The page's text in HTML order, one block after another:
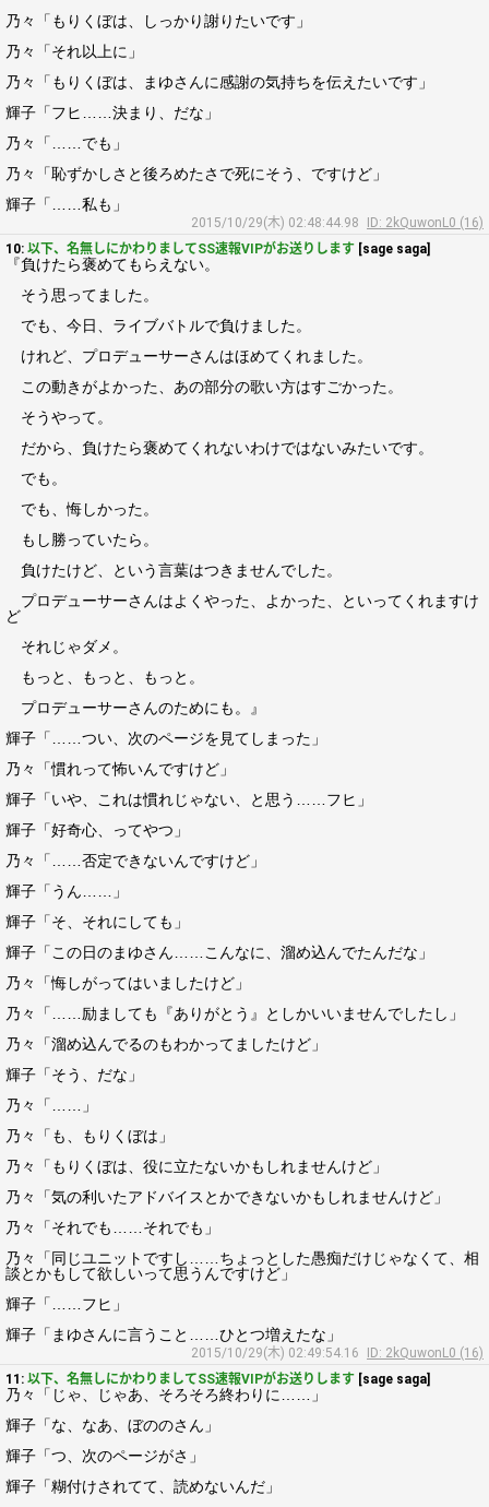
乃々「もりくぼは、しっかり謝りたいです」
乃々「それ以上に」
乃々「もりくぼは、まゆさんに感謝の気持ちを伝えたいです」
輝子「フヒ……決まり、だな」
乃々「……でも」
乃々「恥ずかしさと後ろめたさで死にそう、ですけど」
輝子「……私も」
2015/10/29(木) 02:48:44.98
ID: 2kQuwonL0 (16)
10: 以下、名無しにかわりましてSS速報VIPがお送りします [sage saga]
『負けたら褒めてもらえない。
そう思ってました。
でも、今日、ライブバトルで負けました。
けれど、プロデューサーさんはほめてくれました。
この動きがよかった、あの部分の歌い方はすごかった。
そうやって。
だから、負けたら褒めてくれないわけではないみたいです。
でも。
でも、悔しかった。
もし勝っていたら。
負けたけど、という言葉はつきませんでした。
プロデューサーさんはよくやった、よかった、といってくれますけ
ど
それじゃダメ。
もっと、もっと、もっと。
プロデューサーさんのためにも。』
輝子「……つい、次のページを見てしまった」
乃々「慣れって怖いんですけど」
輝子「いや、これは慣れじゃない、と思う……フヒ」
輝子「好奇心、ってやつ」
乃々「……否定できないんですけど」
輝子「うん……」
輝子「そ、それにしても」
輝子「この日のまゆさん……こんなに、溜め込んでたんだな」
乃々「悔しがってはいましたけど」
乃々「……励ましても『ありがとう』としかいいませんでしたし」
乃々「溜め込んでるのもわかってましたけど」
輝子「そう、だな」
乃々「……」
乃々「も、もりくぼは」
乃々「もりくぼは、役に立たないかもしれませんけど」
乃々「気の利いたアドバイスとかできないかもしれませんけど」
乃々「それでも……それでも」
乃々「同じユニットですし……ちょっとした愚痴だけじゃなくて、相
談とかもして欲しいって思うんですけど」
輝子「……フヒ」
輝子「まゆさんに言うこと……ひとつ増えたな」
2015/10/29(木) 02:49:54.16
ID: 2kQuwonL0 (16)
11: 以下、名無しにかわりましてSS速報VIPがお送りします [sage saga]
乃々「じゃ、じゃあ、そろそろ終わりに……」
輝子「な、なあ、ぼののさん」
輝子「つ、次のページがさ」
輝子「糊付けされてて、読めないんだ」